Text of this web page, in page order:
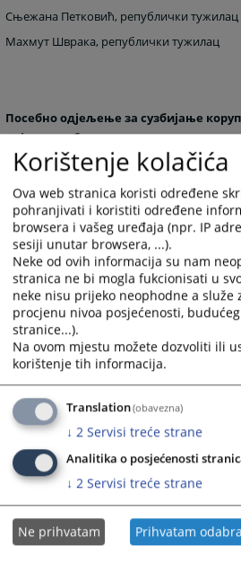
Сњежана Петковић, републички тужилац
Махмут Шврака, републички тужилац
Посебно одјељење за сузбијање
најтежих облика привредног
Миодраг Бајић, замјеник главног
специјални тужилац
Жана Бојић, републички тужилац
Горан Гламочанин, републички тужилац
Драгица Глушац, републички тужилац
Раденко Јанковић, републички тужилац
Сања Тадић-Стојисављевић, републички
Слободан Ћелић, републички тужилац
16251
Korištenje kolačića
Ova web stranica koristi određene
pohranjivati i koristiti određene
browsera i vašeg uređaja (npr. IP
sesiji unutar browsera, ...).
Neke od ovih informacija su nam
stranica ne bi mogla fukcionisati u
neke nisu prijeko neophodne a služe
procjenu nivoa posjećenosti,
stranice...).
Na ovom mjestu možete dozvoliti ili
korištenje tih informacija.
Translation(obavezna)
↓ 2 Servisi treće strane
Analitika o posjećenosti
↓ 2 Servisi treće strane
Ne prihvatam Prihvatam